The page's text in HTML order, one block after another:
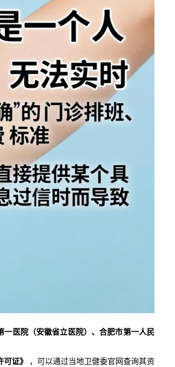
医院（安徽省立医院）、合肥市第一人民
可证》
，可以通过当地卫健委官网查询其资